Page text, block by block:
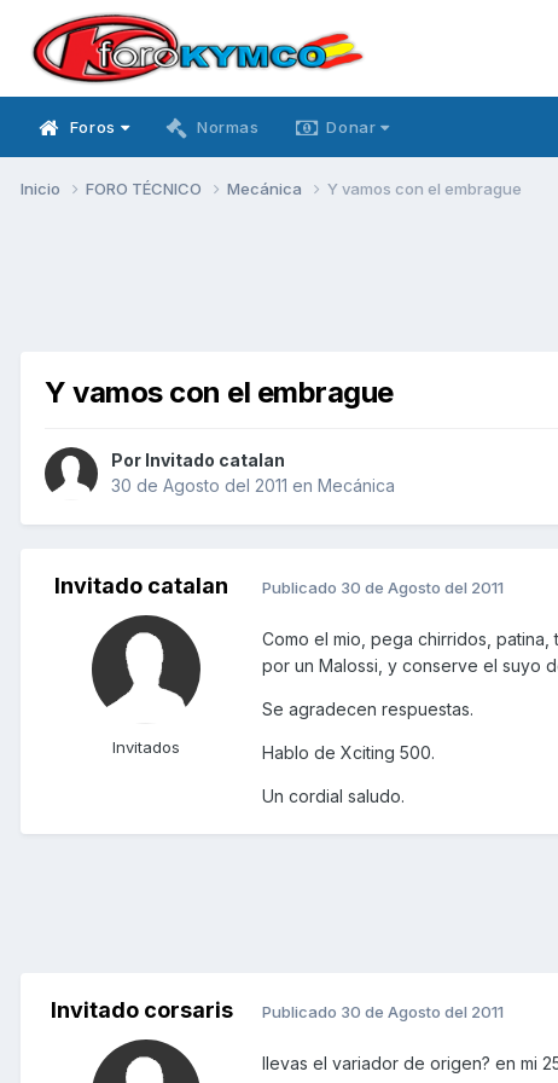
Foros Normas Donar
Inicio FORO TÉCNICO Mecánica Y vamos con el embrague
Y vamos con el embrague
Por Invitado catalan
30 de Agosto del 2011 en Mecánica
Invitado catalan
Invitados
Publicado 30 de Agosto del 2011
Como el mio, pega chirridos,
por un Malossi, y conserve el suyo
Se agradecen respuestas.
Hablo de Xciting 500.
Un cordial saludo.
Invitado corsaris Publicado 30 de Agosto del 2011
llevas el variador de origen? en mi